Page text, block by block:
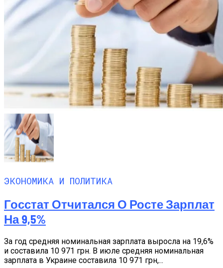
ЭКОНОМИКА И ПОЛИТИКА
Госстат Отчитался О Росте Зарплат
На 9,5%
За год средняя номинальная зарплата выросла на 19,6%
и составила 10 971 грн. В июле средняя номинальная
зарплата в Украине составила 10 971 грн,...